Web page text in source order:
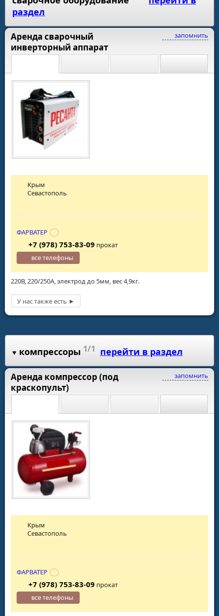
раздел
запомнить
Аренда сварочный
инверторный аппарат
220В, 220/250А, электрод до 5мм, вес 4,9кг.
Крым
Севастополь
ФАРВАТЕР
+7 (978) 753-83-09 прокат
все телефоны
компрессоры 1/1 перейти в раздел
запомнить
Аренда компрессор (под
краскопульт)
Крым
Севастополь
ФАРВАТЕР
+7 (978) 753-83-09 прокат
все телефоны